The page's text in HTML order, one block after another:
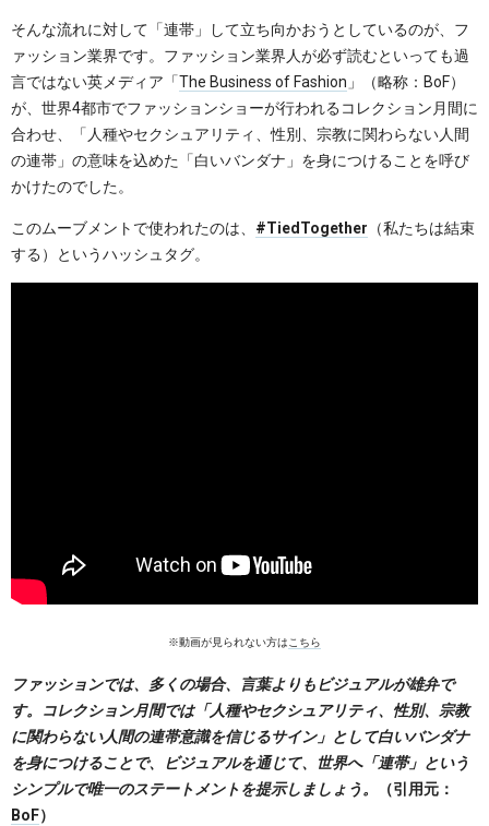
そんな流れに対して「連帯」して立ち向かおうとしているのが、フ
ァッション業界です。ファッション業界人が必ず読むといっても過
言ではない英メディア「The Business of Fashion 」（略称：BoF）
が、世界4都市でファッションショーが行われるコレクション月間に
合わせ、「人種やセクシュアリティ、性別、宗教に関わらない人間
の連帯」の意味を込めた「白いバンダナ」を身につけることを呼び
かけたのでした。
このムーブメントで使われたのは、 #TiedTogether （私たちは結束
する）というハッシュタグ。
※動画が見られない方はこちら
ファッションでは、多くの場合、言葉よりもビジュアルが雄弁で
す。コレクション月間では「人種やセクシュアリティ、性別、宗教
に関わらない人間の連帯意識を信じるサイン」として白いバンダナ
を身につけることで、ビジュアルを通じて、世界へ「連帯」という
シンプルで唯一のステートメントを提示しましょう。
（引用元：
BoF）